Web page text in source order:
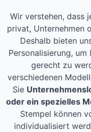
Wir verstehen, dass
privat, Unternehmen
Deshalb bieten
Personalisierung,
gerecht zu
verschiedenen
Sie
oder ein spezielles
Stempel können
individualisiert